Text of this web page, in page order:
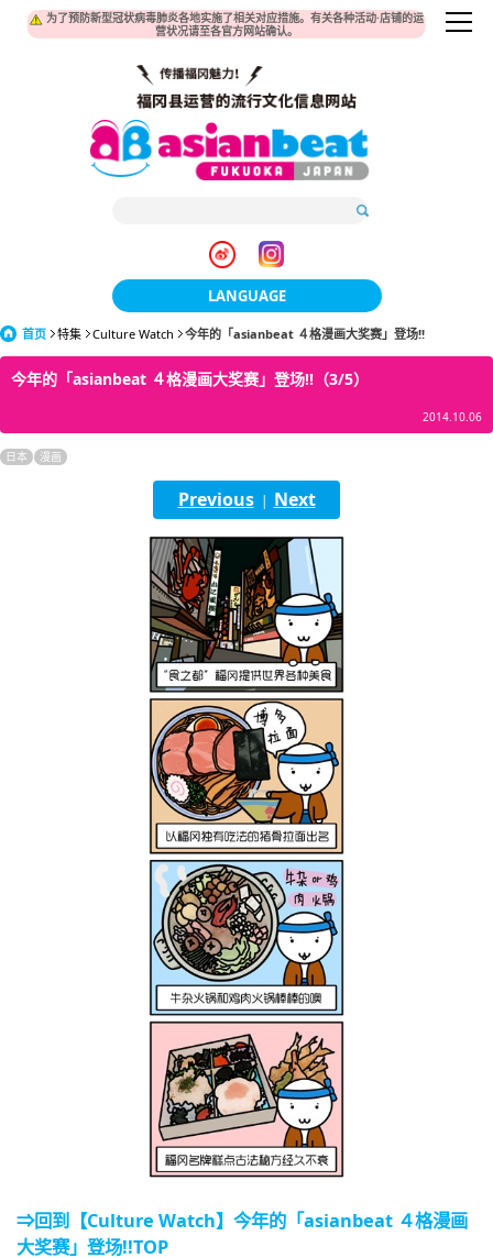
为了预防新型冠状病毒肺炎各地实施了相关对应措施。有关各种活动·店铺的运
营状况请至各官方网站确认。
LANGUAGE
日本語
한국어
English
ภาษาไทย
tiéng Viêt
Bahasa Indonesia
首页 特集 Culture Watch 今年的「asianbeat ４格漫画大奖赛」登场!!
今年的「asianbeat ４格漫画大奖赛」登场!!（3/5）
2014.10.06
日本 漫画
Previous| Next
⇒回到【Culture Watch】今年的「asianbeat ４格漫画
大奖赛」登场!!TOP